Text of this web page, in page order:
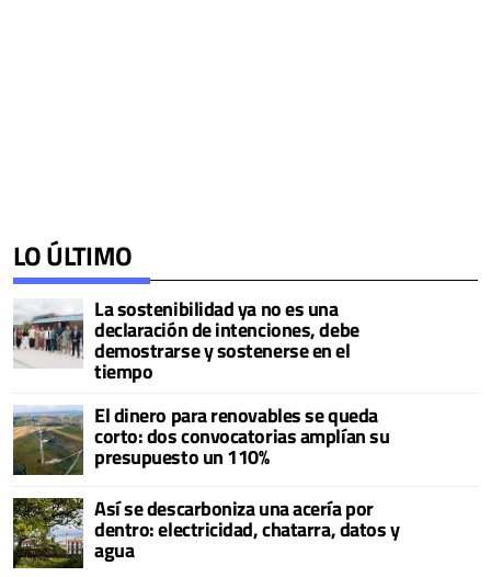
LO ÚLTIMO
La sostenibilidad ya no es una
declaración de intenciones, debe
demostrarse y sostenerse en el
tiempo
El dinero para renovables se queda
corto: dos convocatorias amplían su
presupuesto un 110%
Así se descarboniza una acería por
dentro: electricidad, chatarra, datos y
agua